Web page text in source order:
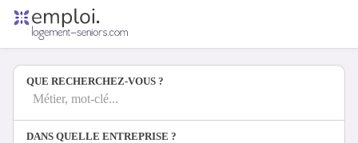
Offres d'emploi
Entreprises
Métiers
QUE RECHERCHEZ-VOUS ?
Métier, mot-clé...
DANS QUELLE ENTREPRISE ?